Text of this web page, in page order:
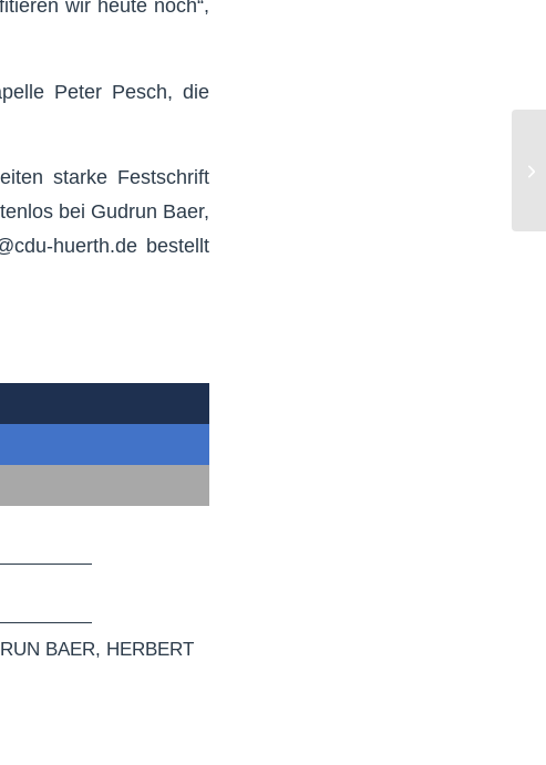
wir heute noch“,
Peter Pesch, die
starke Festschrift
bei Gudrun Baer,
huerth.de bestellt
BAER, HERBERT